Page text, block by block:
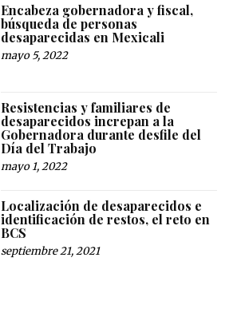
Encabeza gobernadora y fiscal,
búsqueda de personas
desaparecidas en Mexicali
mayo 5, 2022
Resistencias y familiares de
desaparecidos increpan a la
Gobernadora durante desfile del
Día del Trabajo
mayo 1, 2022
Localización de desaparecidos e
identificación de restos, el reto en
BCS
septiembre 21, 2021